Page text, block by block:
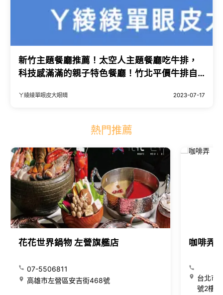
新竹主題餐廳推薦！太空人主題餐廳吃牛排，
科技感滿滿的親子特色餐廳！竹北平價牛排自
ㄚ綾綾單眼皮大眼睛 2023-07-17
熱門推薦
花花世界鍋物 左營旗艦店
07-5506811
高雄市左營區安吉街468號
咖啡弄
台北市
號2樓